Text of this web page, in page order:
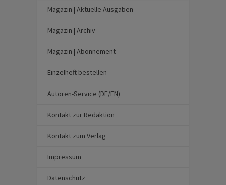
Magazin | Aktuelle Ausgaben
Magazin | Archiv
Magazin | Abonnement
Einzelheft bestellen
Autoren-Service (DE/EN)
Kontakt zur Redaktion
Kontakt zum Verlag
Impressum
Datenschutz